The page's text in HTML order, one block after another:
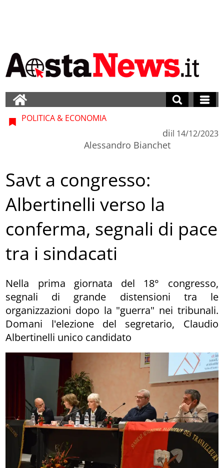
POLITICA & ECONOMIA
di
Alessandro Bianchet
il 14/12/2023
Savt a congresso:
Albertinelli verso la
conferma, segnali di pace
tra i sindacati
Nella prima giornata del 18° congresso,
segnali di grande distensioni tra le
organizzazioni dopo la "guerra" nei tribunali.
Domani l'elezione del segretario, Claudio
Albertinelli unico candidato